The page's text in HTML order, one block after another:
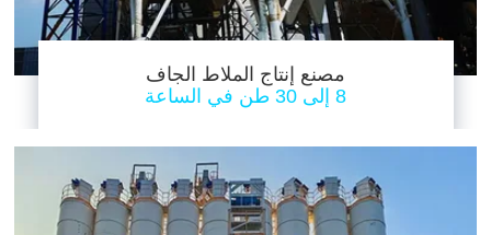
مصنع إنتاج الملاط الجاف
8 إلى 30 طن في الساعة